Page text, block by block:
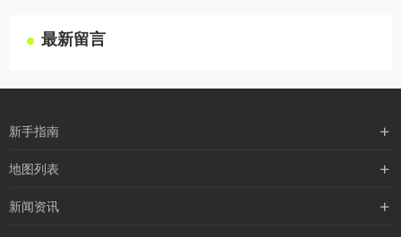
最新留言
新手指南
购买流程
地图列表
最新文章
新闻资讯